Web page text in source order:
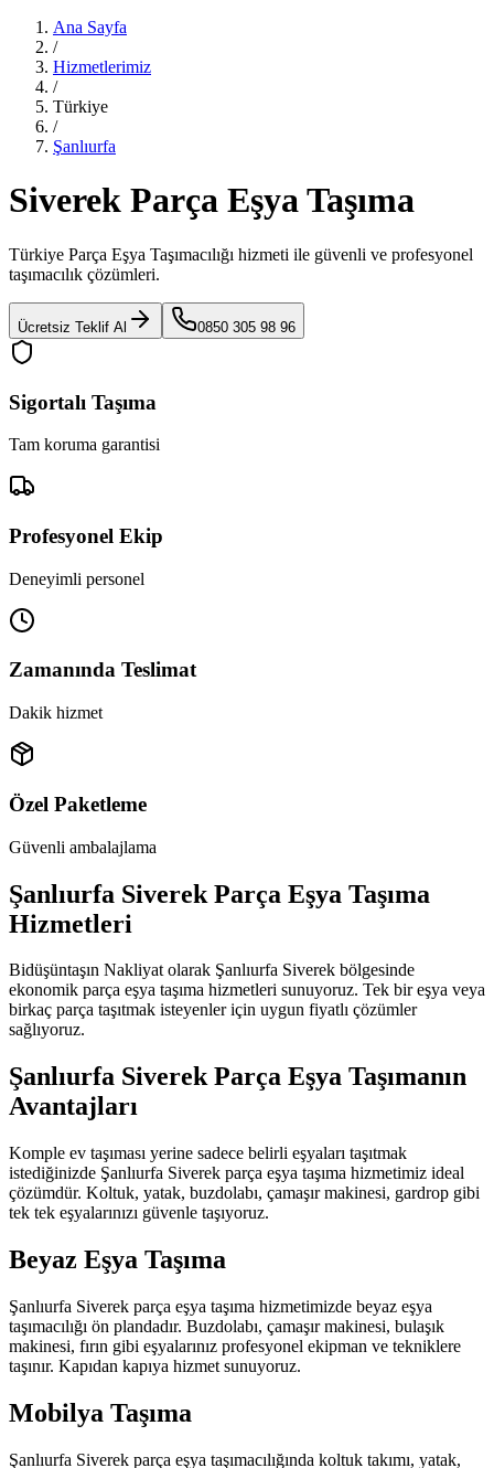
Ana Sayfa
/
Hizmetlerimiz
/
Türkiye
/
Şanlıurfa
Siverek Parça Eşya Taşıma
Türkiye Parça Eşya Taşımacılığı hizmeti ile güvenli ve profesyonel
taşımacılık çözümleri.
Ücretsiz Teklif Al 0850 305 98 96
Sigortalı Taşıma
Tam koruma garantisi
Profesyonel Ekip
Deneyimli personel
Zamanında Teslimat
Dakik hizmet
Özel Paketleme
Güvenli ambalajlama
Şanlıurfa Siverek Parça Eşya Taşıma
Hizmetleri
Bidüşüntaşın Nakliyat olarak Şanlıurfa Siverek bölgesinde
ekonomik parça eşya taşıma hizmetleri sunuyoruz. Tek bir eşya veya
birkaç parça taşıtmak isteyenler için uygun fiyatlı çözümler
sağlıyoruz.
Şanlıurfa Siverek Parça Eşya Taşımanın
Avantajları
Komple ev taşıması yerine sadece belirli eşyaları taşıtmak
istediğinizde Şanlıurfa Siverek parça eşya taşıma hizmetimiz ideal
çözümdür. Koltuk, yatak, buzdolabı, çamaşır makinesi, gardrop gibi
tek tek eşyalarınızı güvenle taşıyoruz.
Beyaz Eşya Taşıma
Şanlıurfa Siverek parça eşya taşıma hizmetimizde beyaz eşya
taşımacılığı ön plandadır. Buzdolabı, çamaşır makinesi, bulaşık
makinesi, fırın gibi eşyalarınız profesyonel ekipman ve tekniklere
taşınır. Kapıdan kapıya hizmet sunuyoruz.
Mobilya Taşıma
Şanlıurfa Siverek parça eşya taşımacılığında koltuk takımı, yatak,